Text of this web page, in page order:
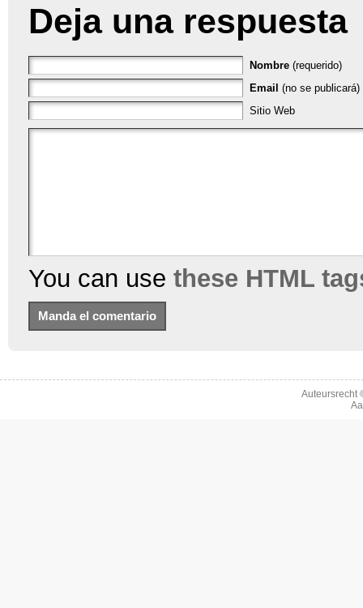
Deja una respuesta
Nombre (requerido)
Email (no se publicará)
Sitio Web
You can use these HTML
Auteursrecht